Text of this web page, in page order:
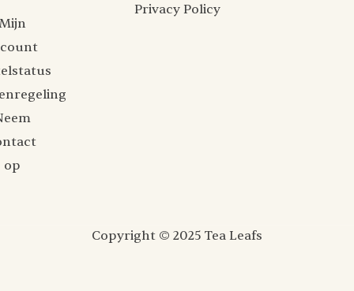
op
Privacy Policy
Copyright © 2025 Tea Leafs